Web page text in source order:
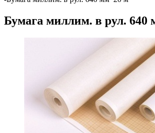
Бумага миллим. в рул. 640